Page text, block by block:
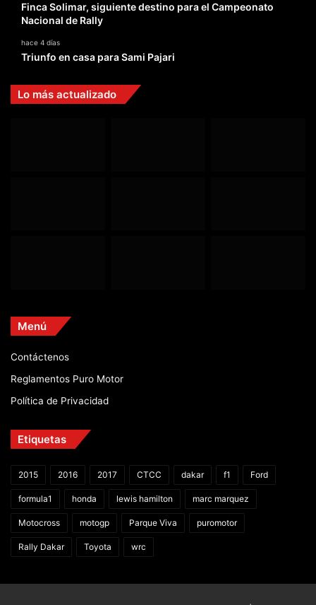
Finca Solimar, siguiente destino para el Campeonato
Nacional de Rally
hace 4 días
Triunfo en casa para Sami Pajari
Lo más actualizado
Menú
Contáctenos
Reglamentos Puro Motor
Política de Privacidad
Etiquetas
2015 2016 2017 CTCC dakar f1 Ford
formula1 honda lewis hamilton marc marquez
Motocross motogp Parque Viva puromotor
Rally Dakar Toyota wrc